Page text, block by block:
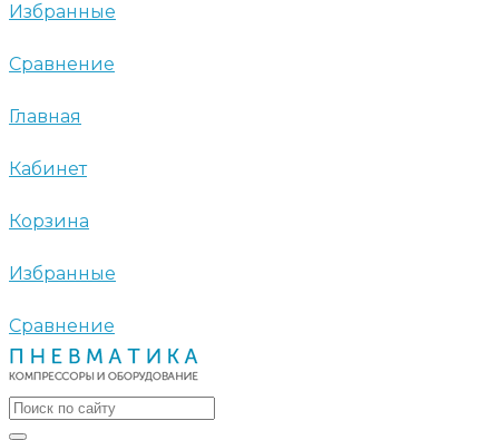
Избранные
Сравнение
Главная
Кабинет
Корзина
Избранные
Сравнение